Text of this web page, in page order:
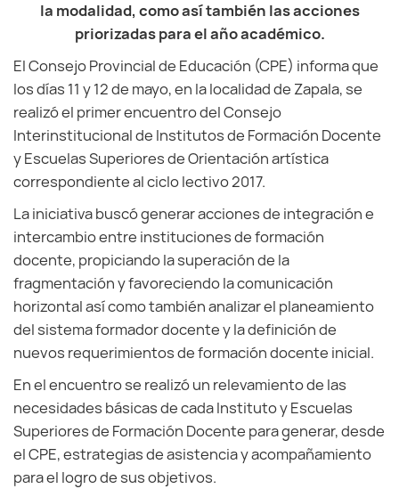
la modalidad, como así también las acciones
priorizadas para el año académico.
El Consejo Provincial de Educación (CPE) informa que
los días 11 y 12 de mayo, en la localidad de Zapala, se
realizó el primer encuentro del Consejo
Interinstitucional de Institutos de Formación Docente
y Escuelas Superiores de Orientación artística
correspondiente al ciclo lectivo 2017.
La iniciativa buscó generar acciones de integración e
intercambio entre instituciones de formación
docente, propiciando la superación de la
fragmentación y favoreciendo la comunicación
horizontal así como también analizar el planeamiento
del sistema formador docente y la definición de
nuevos requerimientos de formación docente inicial.
En el encuentro se realizó un relevamiento de las
necesidades básicas de cada Instituto y Escuelas
Superiores de Formación Docente para generar, desde
el CPE, estrategias de asistencia y acompañamiento
para el logro de sus objetivos.